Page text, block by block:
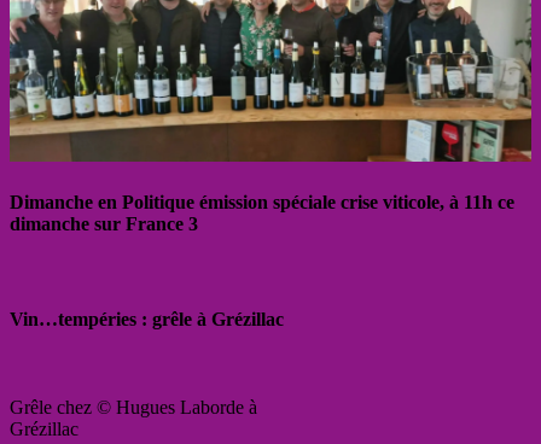
Dimanche en Politique émission spéciale crise viticole, à 11h ce
dimanche sur France 3
Vin…tempéries : grêle à Grézillac
Grêle chez © Hugues Laborde à
Grézillac